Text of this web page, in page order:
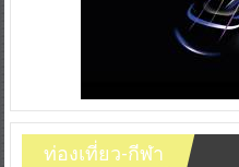
ท่องเที่ยว-กีฬา